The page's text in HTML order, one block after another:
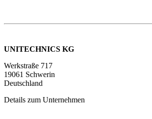
UNITECHNICS KG
Werkstraße 717
19061 Schwerin
Deutschland
Details zum Unternehmen